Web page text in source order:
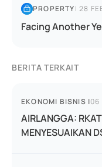
PROPERTY|28
Facing Another
BERITA TERKAIT
EKONOMI BISNIS |06
AIRLANGGA:
MENYESUAIKAN